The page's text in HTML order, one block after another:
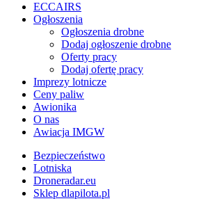
ECCAIRS
Ogłoszenia
Ogłoszenia drobne
Dodaj ogłoszenie drobne
Oferty pracy
Dodaj ofertę pracy
Imprezy lotnicze
Ceny paliw
Awionika
O nas
Awiacja IMGW
Bezpieczeństwo
Lotniska
Droneradar.eu
Sklep dlapilota.pl